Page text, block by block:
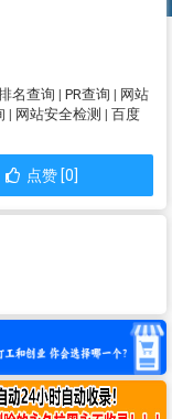
名查询 | PR查询 | 网站
| 网站安全检测 | 百度
点赞 [0]